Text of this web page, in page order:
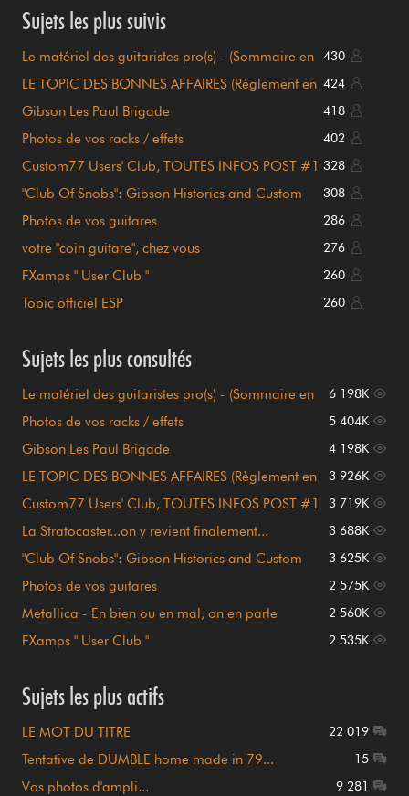
Sujets les plus suivis
Le matériel des guitaristes pro(s) - (Sommaire en
430
LE TOPIC DES BONNES AFFAIRES (Règlement en 424
Gibson Les Paul Brigade 418
Photos de vos racks / effets 402
Custom77 Users' Club, TOUTES INFOS POST #1 328
"Club Of Snobs": Gibson Historics and Custom
308
Photos de vos guitares 286
votre "coin guitare", chez vous 276
FXamps " User Club " 260
Topic officiel ESP 260
Sujets les plus consultés
Le matériel des guitaristes pro(s) - (Sommaire en
6 198K
Photos de vos racks / effets 5 404K
Gibson Les Paul Brigade 4 198K
LE TOPIC DES BONNES AFFAIRES (Règlement en
3 926K
Custom77 Users' Club, TOUTES INFOS POST #1
3 719K
La Stratocaster...on y revient finalement... 3 688K
"Club Of Snobs": Gibson Historics and Custom
3 625K
Photos de vos guitares 2 575K
Metallica - En bien ou en mal, on en parle 2 560K
FXamps " User Club " 2 535K
Sujets les plus actifs
LE MOT DU TITRE 22 019
Tentative de DUMBLE home made in 79... 15
Vos photos d'ampli... 9 281